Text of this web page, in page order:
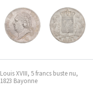
Louis XVIII, 5 francs buste nu,
1823 Bayonne